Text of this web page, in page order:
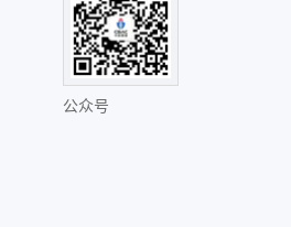
公众号